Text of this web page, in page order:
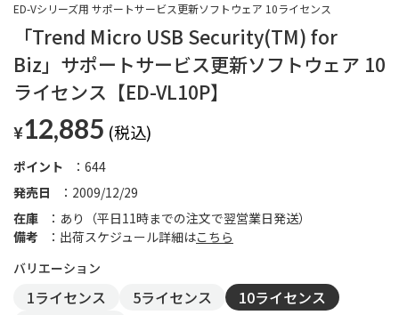
「Trend Micro USB Security(TM) for
Biz」サポートサービス更新ソフトウェア 10
ライセンス【ED-VL10P】
ED-Vシリーズ用 サポートサービス更新ソフトウェア 10ライセンス
¥12,885
発売日 2009/12/29
ポイント 644
在庫
あり（平日11時までの注文で翌営業日発送）
備考
出荷スケジュール詳細はこちら
1ライセンス 5ライセンス
10ライセンス